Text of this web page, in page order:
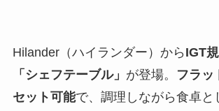
Hilander（ハイランダー）から IGT
「シェフテーブル」 が登場。
フラッ
セット可能で、調理しながら食卓と